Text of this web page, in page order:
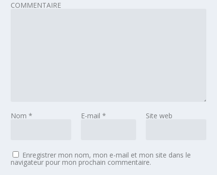
COMMENTAIRE
Nom* E-mail * Site web
Enregistrer mon nom, mon e-mail et mon site dans le
navigateur pour mon prochain commentaire.